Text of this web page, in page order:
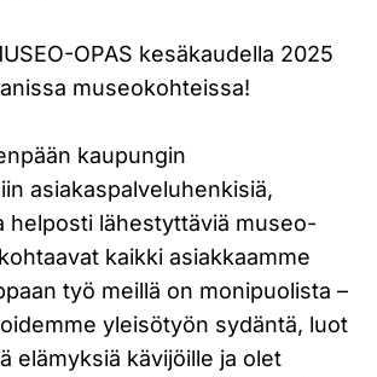
OPAS kesäkaudella 2025
museokohteissa!
kaupungin
asiakaspalveluhenkisiä,
helposti lähestyttäviä museo-
kaikki asiakkaamme
työ meillä on monipuolista –
yleisötyön sydäntä, luot
elämyksiä kävijöille ja olet